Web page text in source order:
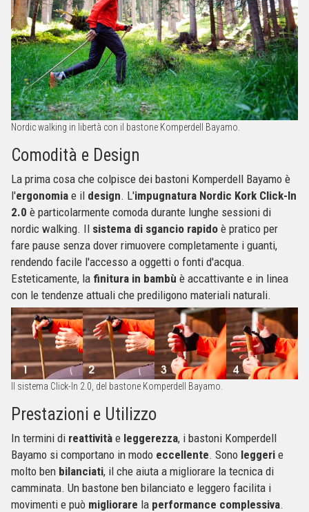
Nordic walking in libertà con il bastone Komperdell Bayamo.
Comodità e Design
La prima cosa che colpisce dei bastoni Komperdell Bayamo è
l'ergonomia e il design. L'impugnatura Nordic Kork Click-In
2.0 è particolarmente comoda durante lunghe sessioni di
nordic walking. Il sistema di sgancio rapido è pratico per
fare pause senza dover rimuovere completamente i guanti,
rendendo facile l'accesso a oggetti o fonti d'acqua.
Esteticamente, la finitura in bambù è accattivante e in linea
con le tendenze attuali che prediligono materiali naturali.
Il sistema Click-In 2.0, del bastone Komperdell Bayamo.
Prestazioni e Utilizzo
In termini di reattività e leggerezza, i bastoni Komperdell
Bayamo si comportano in modo eccellente. Sono leggeri e
molto ben bilanciati, il che aiuta a migliorare la tecnica di
camminata. Un bastone ben bilanciato e leggero facilita i
movimenti e può migliorare la performance complessiva.